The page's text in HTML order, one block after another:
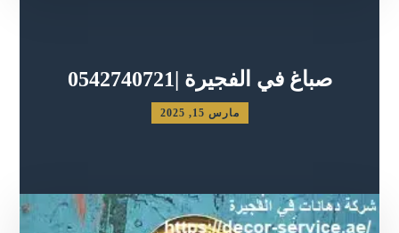
صباغ في الفجيرة |0542740721
مارس 15, 2025